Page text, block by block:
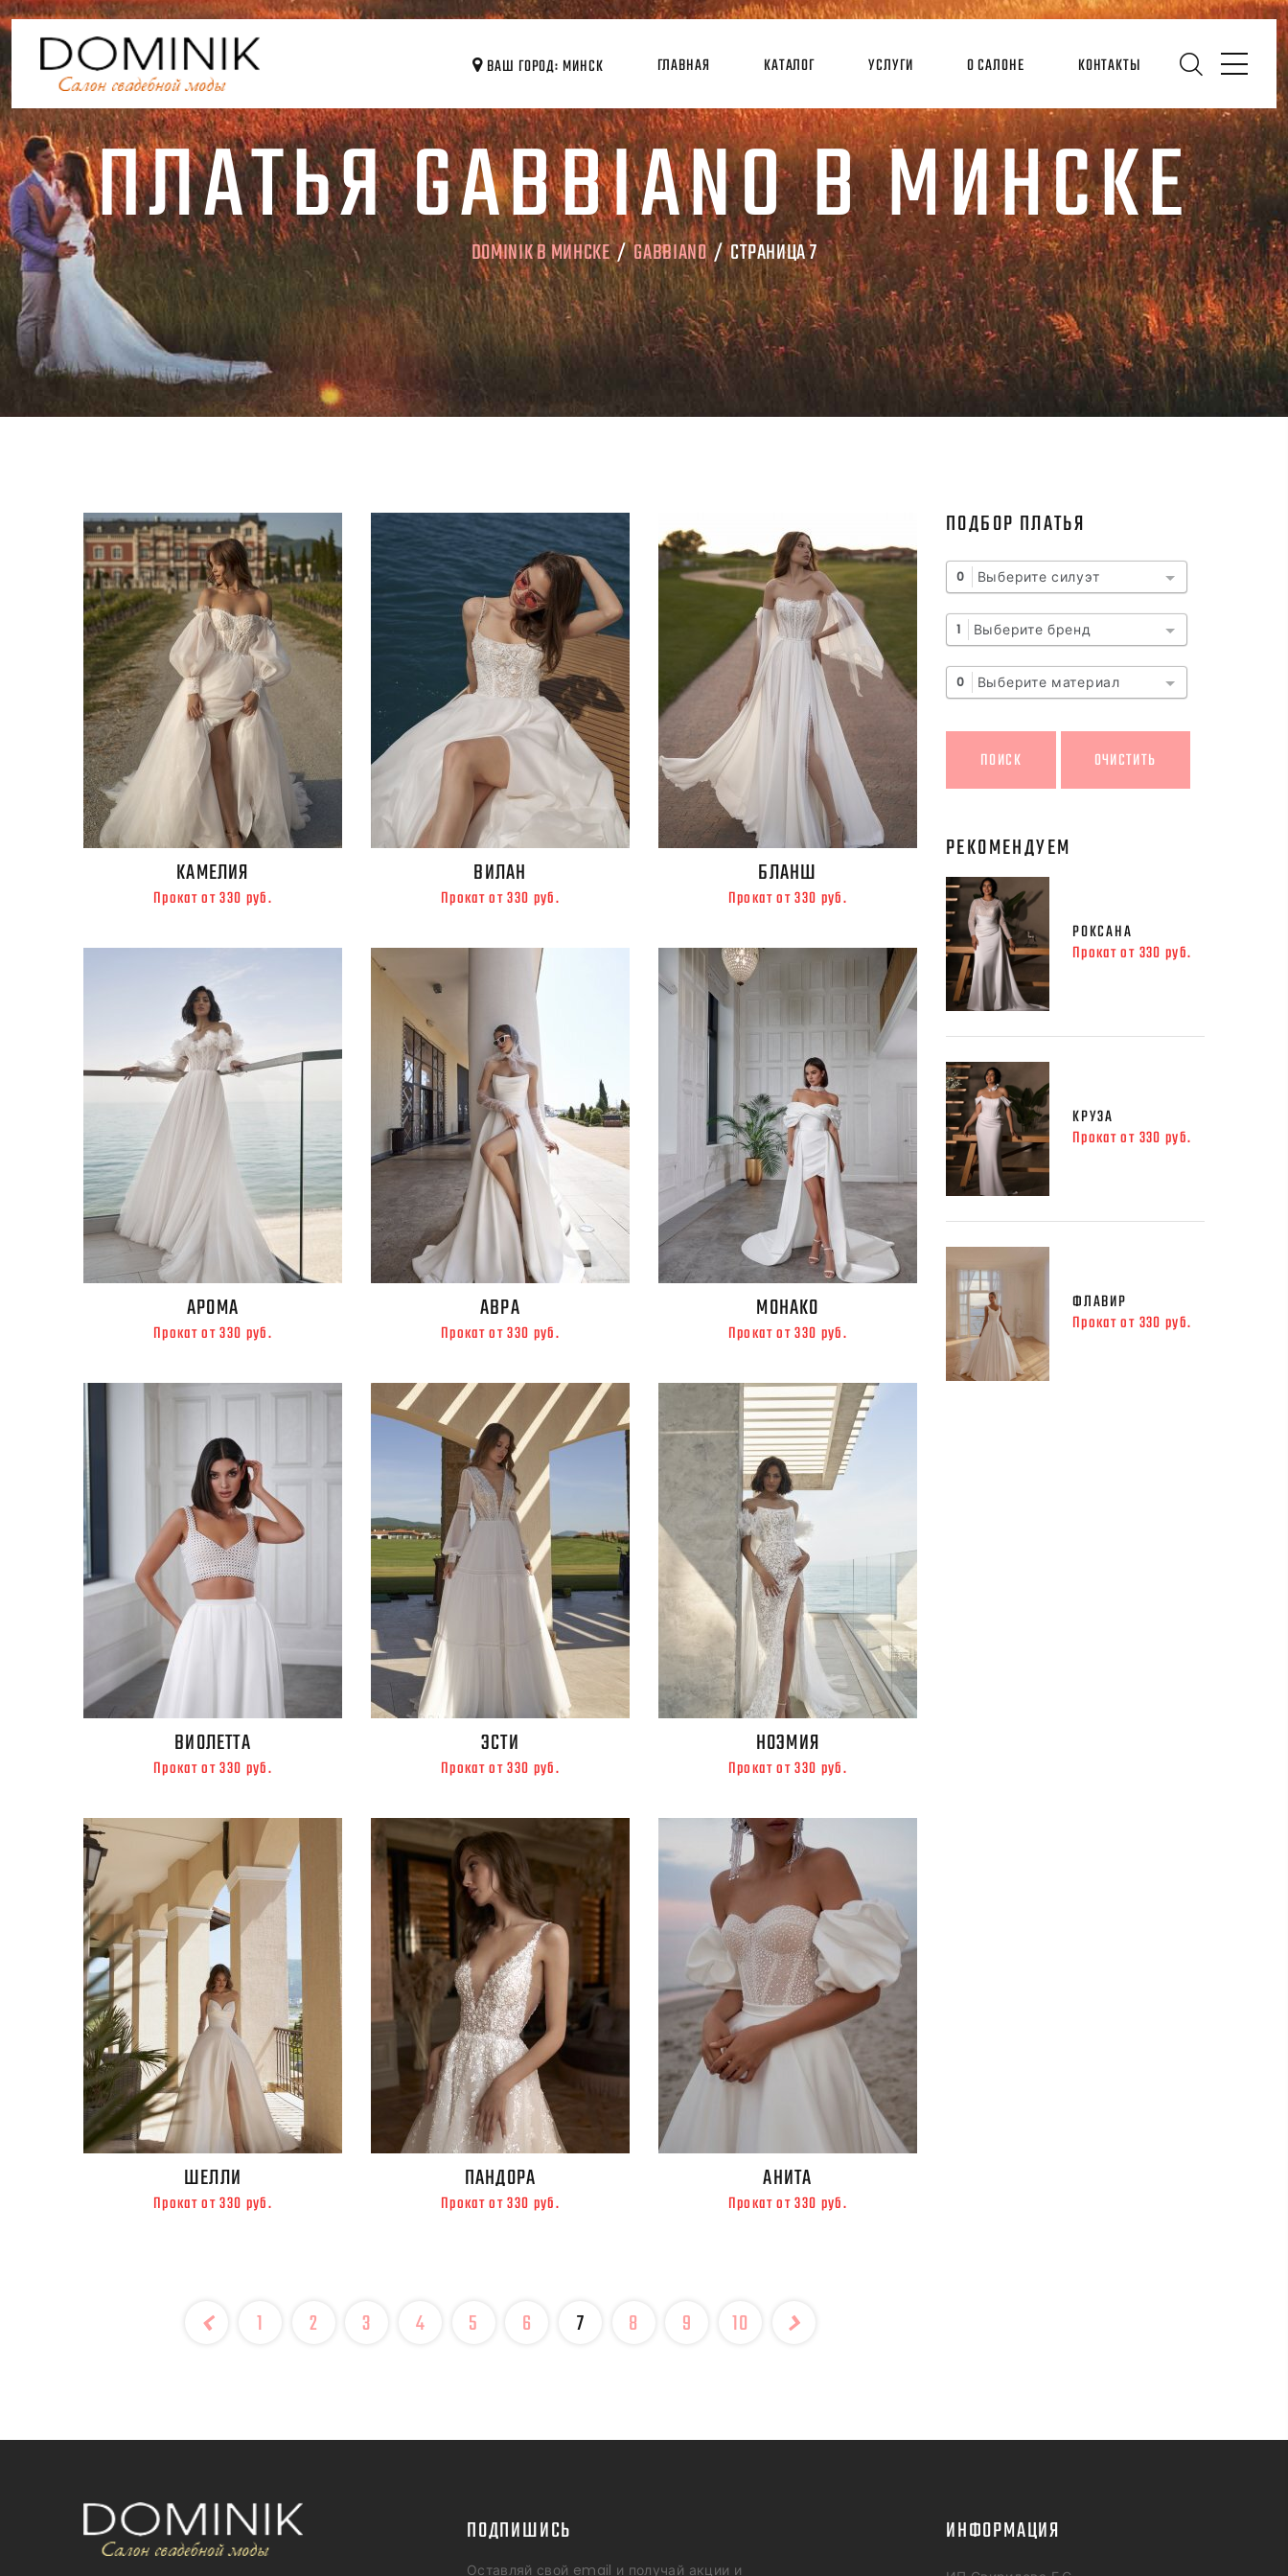
ВАШ ГОРОД: МИНСК ГЛАВНАЯ КАТАЛОГ УСЛУГИ О САЛОНЕ КОНТАКТЫ
ПЛАТЬЯ GABBIANO В МИНСКЕ
DOMINIK В МИНСКЕ/GABBIANO/ СТРАНИЦА 7
КАМЕЛИЯ
Прокат от 330 руб.
ВИЛАН
Прокат от 330 руб.
БЛАНШ
Прокат от 330 руб.
АРОМА
Прокат от 330 руб.
АВРА
Прокат от 330 руб.
МОНАКО
Прокат от 330 руб.
ВИОЛЕТТА
Прокат от 330 руб.
ЭСТИ
Прокат от 330 руб.
НОЭМИЯ
Прокат от 330 руб.
ШЕЛЛИ
Прокат от 330 руб.
ПАНДОРА
Прокат от 330 руб.
АНИТА
Прокат от 330 руб.
1 2 3 4 5 6 7 8 9 10
ПОДБОР ПЛАТЬЯ
0 Выберите силуэт
1 Выберите бренд
0 Выберите материал
РЕКОМЕНДУЕМ
РОКСАНА
Прокат от 330 руб.
КРУЗА
Прокат от 330 руб.
ФЛАВИР
Прокат от 330 руб.
ПОДПИШИСЬ
Оставляй свой email и получай акции и
ИНФОРМАЦИЯ